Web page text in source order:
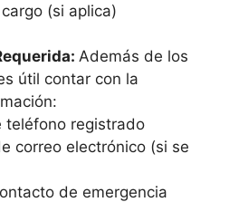
(si aplica)
Además de los
útil contar con la
teléfono registrado
correo electrónico (si se
de emergencia